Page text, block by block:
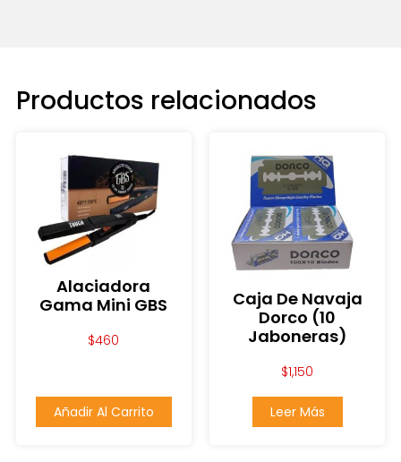
Productos relacionados
Alaciadora
Gama Mini GBS
$460
Añadir Al Carrito
Caja De Navaja
Dorco (10
Jaboneras)
$1,150
Leer Más